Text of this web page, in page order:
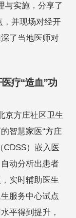
与实施，分享了
，并现场对经开
了当地医师对
疗“造血”功
京方庄社区卫生
智慧家医“方庄
CDSS）嵌入医
动分析出患者
实时辅助医生
服务中心试点
平得到提升，